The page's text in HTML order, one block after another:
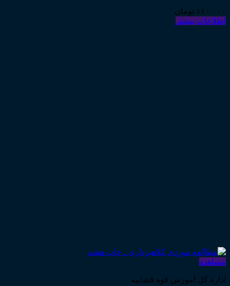
۱۱۰,۰۰۰ تومان
اطلاعات بیشتر
مشاهده
اداره کل آموزش قوه قضاییه